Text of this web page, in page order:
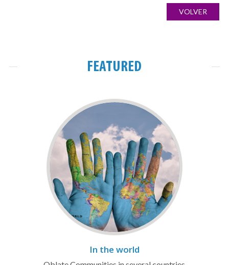
VOLVER
FEATURED
In the world